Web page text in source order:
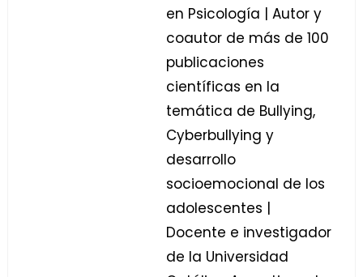
en Psicología | Autor y
coautor de más de 100
publicaciones
científicas en la
temática de Bullying,
Cyberbullying y
desarrollo
socioemocional de los
adolescentes |
Docente e investigador
de la Universidad